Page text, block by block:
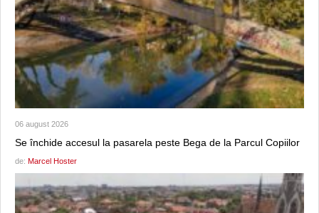
06 august 2026
Se închide accesul la pasarela peste Bega de la Parcul Copiilor
de: Marcel Hoster